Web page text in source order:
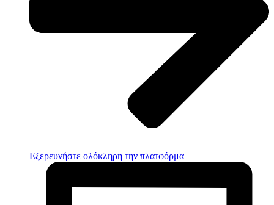
Εξερευνήστε ολόκληρη την πλατφόρμα